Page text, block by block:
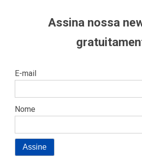
Assina nossa
E-mail
Nome